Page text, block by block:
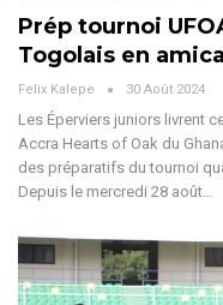
Prép tournoi
Togolais en
Felix Kalepe 30 Août 2024
Les Éperviers juniors livrent
Accra Hearts of Oak du
des préparatifs du tournoi
Depuis le mercredi 28 août…